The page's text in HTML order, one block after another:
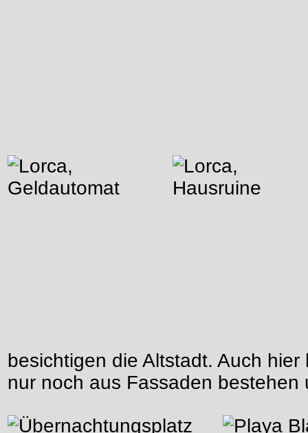
besichtigen die Altstadt. Auch
nur noch aus Fassaden bestehen